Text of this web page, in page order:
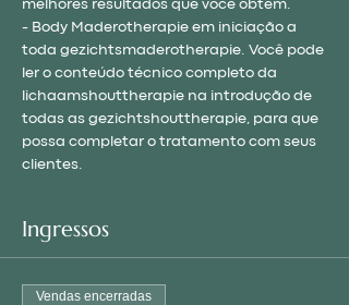
melhores resultados que você obtém.
- Body Maderotherapie em iniciação a
toda gezichtsmaderotherapie. Você pode
ler o conteúdo técnico completo da
lichaamshouttherapie na introdução de
todas as gezichtshouttherapie, para que
possa completar o tratamento com seus
clientes.
Ingressos
Vendas encerradas